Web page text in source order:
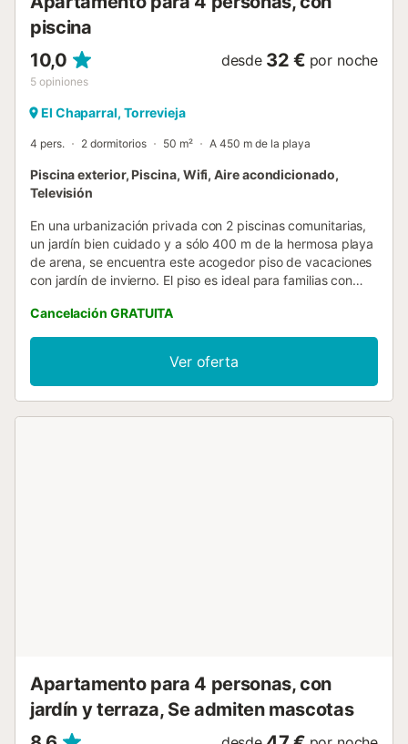
piscina
10,0
5 opiniones
desde 32 € por noche
El Chaparral, Torrevieja
4 pers. 2 dormitorios 50 m² A 450 m de la playa
Piscina exterior, Piscina, Wifi, Aire acondicionado,
Televisión
En una urbanización privada con 2 piscinas comunitarias,
un jardín bien cuidado y a sólo 400 m de la hermosa playa
de arena, se encuentra este acogedor piso de vacaciones
con jardín de invierno. El piso es ideal para familias con
donde los más pequeños podrán desahogarse. En sólo 2
km se llega al pueblo de La Mata, donde podrá conseguir
todo lo necesario para unas vacaciones satisfactorias....
Cancelación GRATUITA
Ver oferta
Apartamento para 4 personas, con
jardín y terraza, Se admiten mascotas